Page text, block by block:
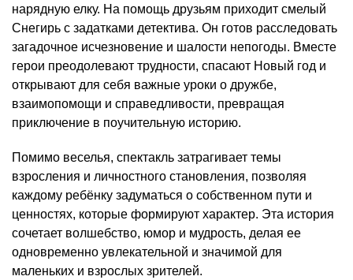
нарядную елку. На помощь друзьям приходит смелый
Снегирь с задатками детектива. Он готов расследовать
загадочное исчезновение и шалости непогоды. Вместе
герои преодолевают трудности, спасают Новый год и
открывают для себя важные уроки о дружбе,
взаимопомощи и справедливости, превращая
приключение в поучительную историю.
Помимо веселья, спектакль затрагивает темы
взросления и личностного становления, позволяя
каждому ребёнку задуматься о собственном пути и
ценностях, которые формируют характер. Эта история
сочетает волшебство, юмор и мудрость, делая ее
одновременно увлекательной и значимой для
маленьких и взрослых зрителей.